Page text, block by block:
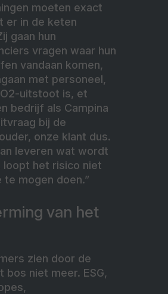
moeten exact
er in de keten
gaan hun
vragen waar hun
vandaan komen,
met personeel,
uitstoot is, et
bedrijf als Campina
bij de
onze klant dus.
leveren wat wordt
loopt het risico niet
te mogen doen.”
van het
zien door de
bos niet meer. ESG,